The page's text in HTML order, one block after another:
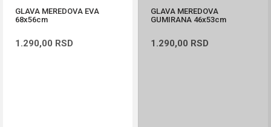
GLAVA MEREDOVA EVA
68x56cm
1.290,00 RSD
GLAVA MEREDOVA
GUMIRANA 46x53cm
1.290,00 RSD